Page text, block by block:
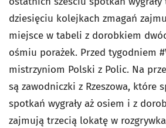
dziesięciu kolejkach zmagań
miejsce w tabeli z dorobkiem
ośmiu porażek. Przed tygodniem
mistrzyniom Polski z Polic. Na
są zawodniczki z Rzeszowa, które
spotkań wygrały aż osiem i z
zajmują trzecią lokatę w